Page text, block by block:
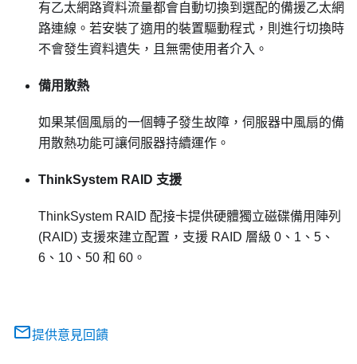
有乙太網路資料流量都會自動切換到選配的備援乙太網
路連線。若安裝了適用的裝置驅動程式，則進行切換時
不會發生資料遺失，且無需使用者介入。
備用散熱
如果某個風扇的一個轉子發生故障，伺服器中風扇的備
用散熱功能可讓伺服器持續運作。
ThinkSystem RAID 支援
ThinkSystem RAID 配接卡提供硬體獨立磁碟備用陣列
(RAID) 支援來建立配置，支援 RAID 層級 0、1、5、
6、10、50 和 60。
提供意見回饋